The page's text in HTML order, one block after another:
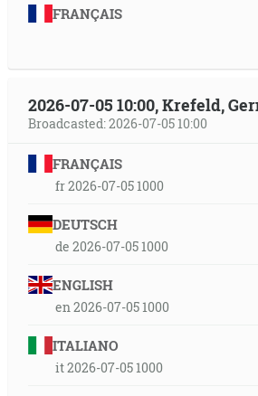
FRANÇAIS
2026-07-05 10:00, Krefeld,
Broadcasted: 2026-07-05 10:00
FRANÇAIS
fr 2026-07-05 1000
DEUTSCH
de 2026-07-05 1000
ENGLISH
en 2026-07-05 1000
ITALIANO
it 2026-07-05 1000